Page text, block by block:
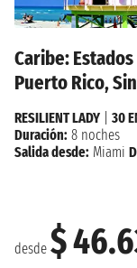
Caribe:
Puerto Rico,
desde $
RESILIENT LADY
30
Duración: 8 noches
Salida desde: Miami